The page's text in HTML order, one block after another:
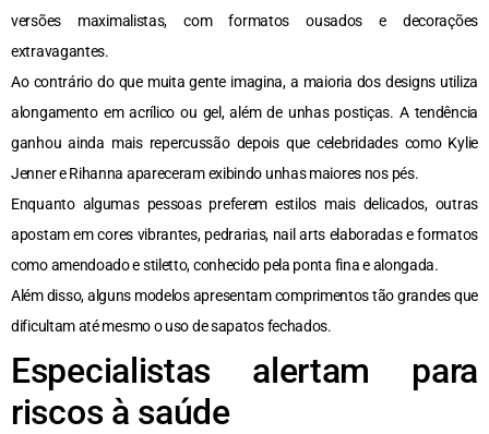
versões maximalistas, com formatos ousados e decorações
extravagantes.
Ao contrário do que muita gente imagina, a maioria dos designs utiliza
alongamento em acrílico ou gel, além de unhas postiças. A tendência
ganhou ainda mais repercussão depois que celebridades como Kylie
Jenner e Rihanna apareceram exibindo unhas maiores nos pés.
Enquanto algumas pessoas preferem estilos mais delicados, outras
apostam em cores vibrantes, pedrarias, nail arts elaboradas e formatos
como amendoado e stiletto, conhecido pela ponta fina e alongada.
Além disso, alguns modelos apresentam comprimentos tão grandes que
dificultam até mesmo o uso de sapatos fechados.
Especialistas alertam para
riscos à saúde